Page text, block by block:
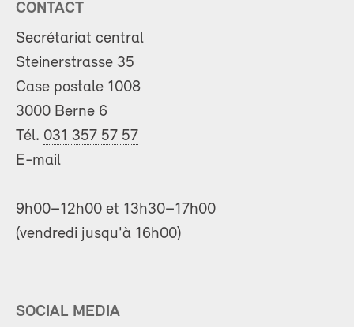
CONTACT
Secrétariat central
Steinerstrasse 35
Case postale 1008
3000 Berne 6
Tél. 031 357 57 57
E-mail
9h00–12h00 et 13h30–17h00
(vendredi jusqu'à 16h00)
SOCIAL MEDIA